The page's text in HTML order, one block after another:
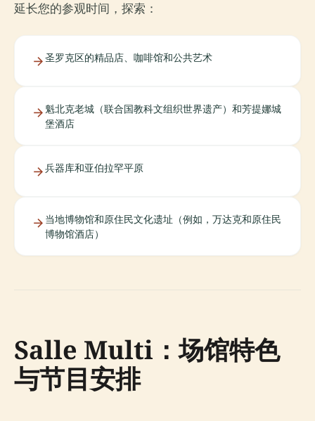
延长您的参观时间，探索：
圣罗克区的精品店、咖啡馆和公共艺术
魁北克老城（联合国教科文组织世界遗产）和芳提娜城
堡酒店
兵器库和亚伯拉罕平原
当地博物馆和原住民文化遗址（例如，万达克和原住民
博物馆酒店）
Salle Multi：场馆特色
与节目安排